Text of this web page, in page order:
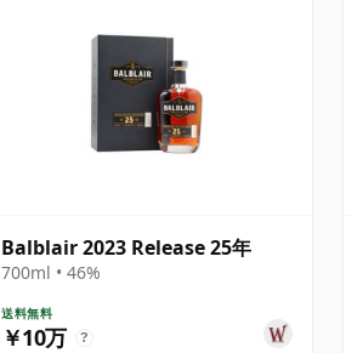
Balblair 2023 Release 25年
700ml • 46%
送料無料
￥10万 ?